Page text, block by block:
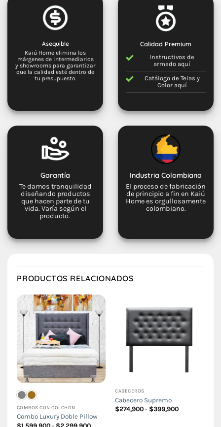
Asequible
Kaiú Home elimina los
márgenes de intermediarios
y showrooms para garantizar
que la calidad esté dentro de
tu presupuesto.
Calidad Premium
Instructivos de
armado aquí
Catálogo de Telas y
Color aquí
Garantía
Te damos tranquilidad
diseñando productos
que hacen parte de tu
vida. Varía según el
producto.
Industria Colombiana
El proceso de fabricación
de principio a fin en Kaiú
Home es orgullosamente
colombiano.
PRODUCTOS RELACIONADOS
COMBOS CON COLCHÓN
Combo Luxury Doble Pillow
Rango
CABECEROS
Cabecero Supremo
$274,900 - $399,900Rango